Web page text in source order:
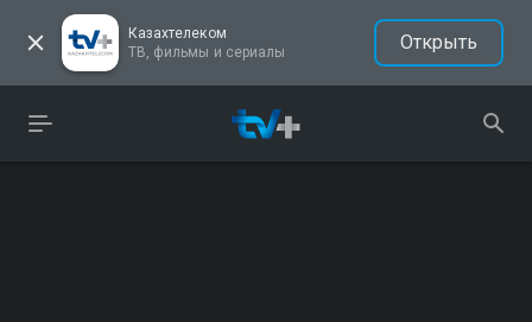
Казахтелеком
ТВ, фильмы и сериалы
Открыть